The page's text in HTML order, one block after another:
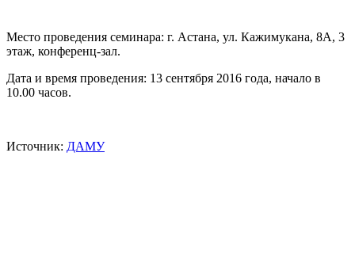
Место проведения семинара: г. Астана, ул. Кажимукана, 8А, 3
этаж, конференц-зал.
Дата и время проведения: 13 сентября 2016 года, начало в
10.00 часов.
Источник: ДАМУ